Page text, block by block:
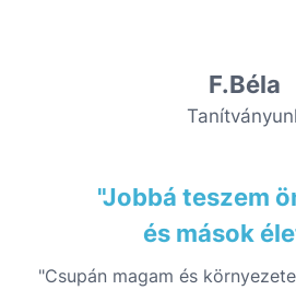
F.Béla
"Jobbá teszem
és mások
"Csupán magam és